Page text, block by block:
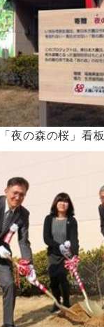
「夜の森の桜」看板